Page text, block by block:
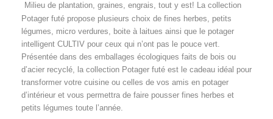
Milieu de plantation, graines, engrais, tout y est! La collection
Potager futé propose plusieurs choix de fines herbes, petits
légumes, micro verdures, boite à laitues ainsi que le potager
intelligent CULTIV pour ceux qui n’ont pas le pouce vert.
Présentée dans des emballages écologiques faits de bois ou
d’acier recyclé, la collection Potager futé est le cadeau idéal pour
transformer votre cuisine ou celles de vos amis en potager
d’intérieur et vous permettra de faire pousser fines herbes et
petits légumes toute l’année.